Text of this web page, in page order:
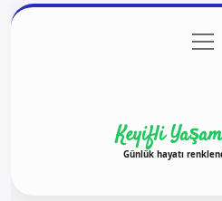
Gizlilik
aç
Keyifli
Günlük hayatı